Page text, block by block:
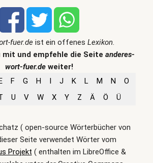
fuer.deist ein offenes Lexikon.
mit und empfehle die Seite anderes-
wort-fuer.de weiter!
F G H I J K L M N
O
U V W X Y Z Ä Ö Ü
( open-source Wörterbücher von
Seite verwendet Wörter vom
Projekt ( enthalten im LibreOffice &